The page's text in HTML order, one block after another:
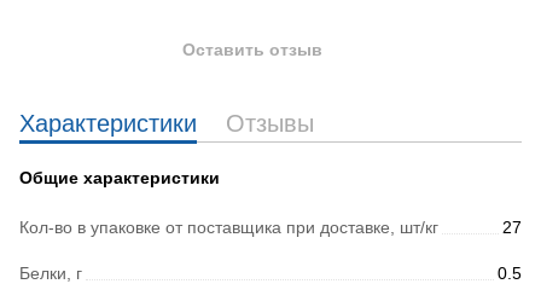
Характеристики Отзывы
Общие характеристики
Кол-во в упаковке от поставщика при доставке, шт/кг 27
Белки, г 0.5
Оставить отзыв